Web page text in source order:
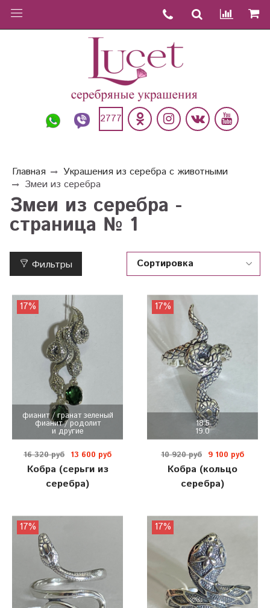
2777
Главная
Украшения из серебра с животными
Змеи из серебра
Змеи из серебра -
страница № 1
Фильтры
фианит / гранат зеленый
фианит / родолит
и другие
17%
16 320 руб 13 600 руб
Кобра (серьги из
серебра)
18.5
19.0
17%
10 920 руб 9 100 руб
Кобра (кольцо
серебра)
17% 17%